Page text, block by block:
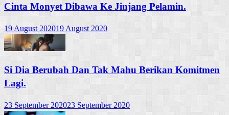
Cinta Monyet Dibawa Ke Jinjang Pelamin.
19 August 202019 August 2020
Si Dia Berubah Dan Tak Mahu Berikan Komitmen
Lagi.
23 September 202023 September 2020